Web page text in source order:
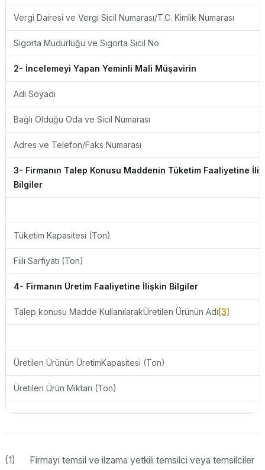
Vergi Dairesi ve Vergi Sicil Numarası/T.C. Kimlik Numarası
Sigorta Müdürlüğü ve Sigorta Sicil No
2- İncelemeyi Yapan Yeminli Mali Müşavirin
Adı Soyadı
Bağlı Olduğu Oda ve Sicil Numarası
Adres ve Telefon/Faks Numarası
3- Firmanın Talep Konusu Maddenin Tüketim Faaliyetine
Bilgiler
Tüketim Kapasitesi (Ton)
Fiili Sarfiyatı (Ton)
4- Firmanın Üretim Faaliyetine İlişkin Bilgiler
Talep konusu Madde KullanılarakÜretilen Ürünün Adı[3]
Üretilen Ürünün ÜretimKapasitesi (Ton)
Üretilen Ürün Miktarı (Ton)
(1) Firmayı temsil ve ilzama yetkili temsilci veya temsilciler